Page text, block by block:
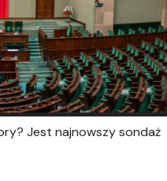
Jest najnowszy sondaż